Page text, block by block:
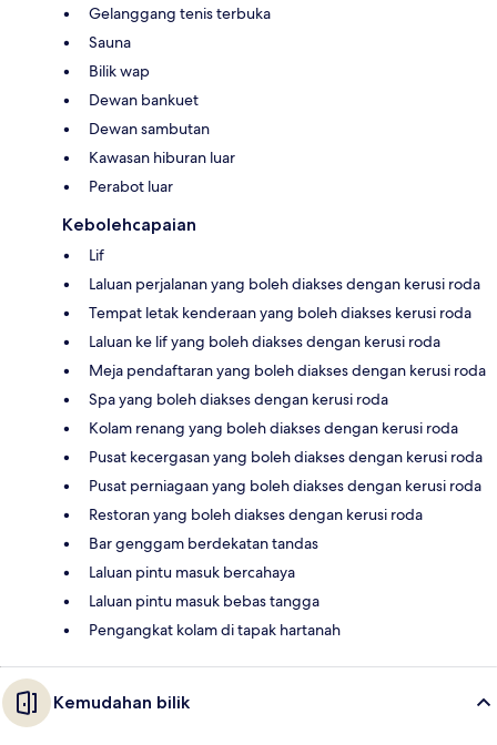
Gelanggang tenis terbuka
Sauna
Bilik wap
Dewan bankuet
Dewan sambutan
Kawasan hiburan luar
Perabot luar
Kebolehcapaian
Lif
Laluan perjalanan yang boleh diakses dengan kerusi roda
Tempat letak kenderaan yang boleh diakses kerusi roda
Laluan ke lif yang boleh diakses dengan kerusi roda
Meja pendaftaran yang boleh diakses dengan kerusi roda
Spa yang boleh diakses dengan kerusi roda
Kolam renang yang boleh diakses dengan kerusi roda
Pusat kecergasan yang boleh diakses dengan kerusi roda
Pusat perniagaan yang boleh diakses dengan kerusi roda
Restoran yang boleh diakses dengan kerusi roda
Bar genggam berdekatan tandas
Laluan pintu masuk bercahaya
Laluan pintu masuk bebas tangga
Pengangkat kolam di tapak hartanah
Kemudahan bilik